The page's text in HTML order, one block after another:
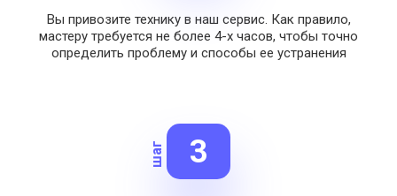
Вы привозите технику в наш сервис. Как правило,
мастеру требуется не более 4-х часов, чтобы точно
определить проблему и способы ее устранения
3
шаг